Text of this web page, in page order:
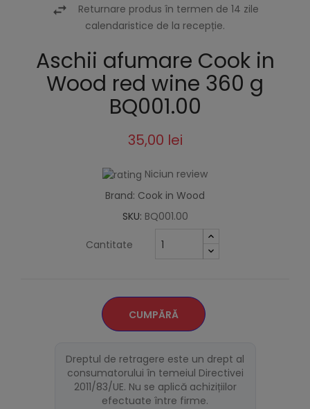
Returnare produs în termen de 14 zile
calendaristice de la recepție.
Aschii afumare Cook in
Wood red wine 360 g
BQ001.00
35,00 lei
Niciun review
Brand: Cook in Wood
SKU: BQ001.00
Cantitate
CUMPĂRĂ
Dreptul de retragere este un drept al
consumatorului în temeiul Directivei
2011/83/UE. Nu se aplică achizițiilor
efectuate între firme.